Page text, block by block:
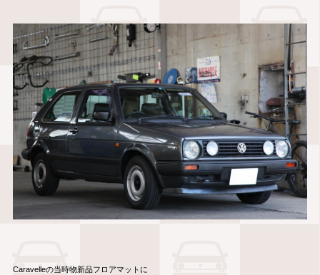
Caravelleの当時物新品フロアマットに